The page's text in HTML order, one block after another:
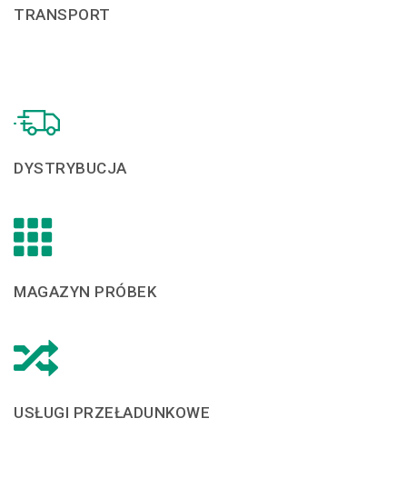
TRANSPORT
DYSTRYBUCJA
MAGAZYN PRÓBEK
USŁUGI PRZEŁADUNKOWE